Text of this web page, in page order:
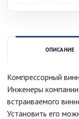
ОПИСАНИЕ
Компрессорный
Инженеры
встраиваемого
Установить его